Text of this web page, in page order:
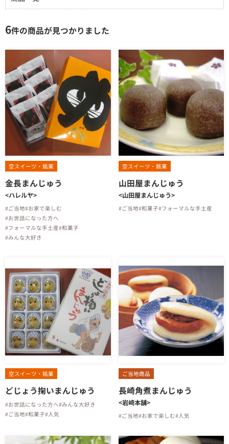
6件の商品が見つかりました
空スイーツ・銘菓
金長まんじゅう
<ハレルヤ>
#ご当地#お家で楽しむ
#お世話になった方へ
#フォーマルな手土産#和菓子
#みんな大好き
空スイーツ・銘菓
山田屋まんじゅう
<山田屋まんじゅう>
#ご当地#和菓子#フォーマルな手土産
空スイーツ・銘菓
どじょう掬いまんじゅう
#お世話になった方へ#みんな大好き
#ご当地#和菓子#人気
ご当地商品
長崎角煮まんじゅう
<岩崎本舗>
#ご当地#お家で楽しむ#人気